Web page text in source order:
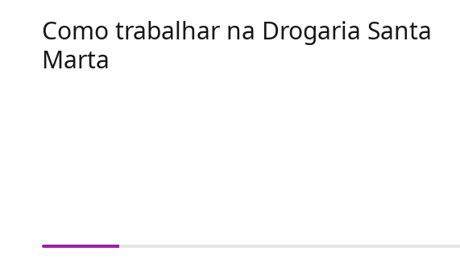
Como trabalhar na Drogaria Santa
Marta